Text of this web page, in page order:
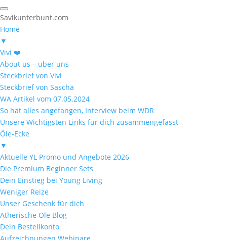
Savikunterbunt.com
Home
▼
Vivi ❤️
About us – über uns
Steckbrief von Vivi
Steckbrief von Sascha
WA Artikel vom 07.05.2024
So hat alles angefangen, Interview beim WDR
Unsere Wichtigsten Links für dich zusammengefasst
Öle-Ecke
▼
Aktuelle YL Promo und Angebote 2026
Die Premium Beginner Sets
Dein Einstieg bei Young Living
Weniger Reize
Unser Geschenk für dich
Ätherische Öle Blog
Dein Bestellkonto